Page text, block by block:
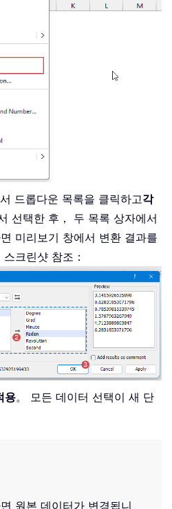
드롭다운 목록을 클릭하고각
선택한 후， 두 목록 상자에서
미리보기 창에서 변환 결과를
크린샷 참조：
용。 모든 데이터 선택이 새 단
원본 데이터가 변경됩니